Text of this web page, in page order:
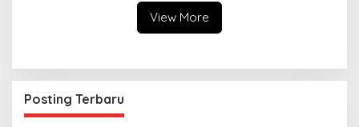
View More
Posting Terbaru